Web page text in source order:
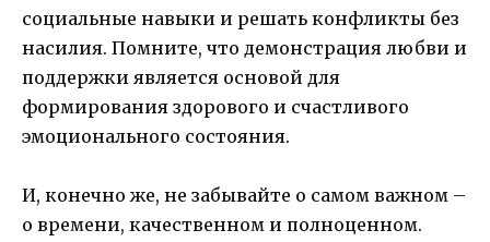
социальные навыки и решать конфликты без
насилия. Помните, что демонстрация любви и
поддержки является основой для
формирования здорового и счастливого
эмоционального состояния.
И, конечно же, не забывайте о самом важном –
о времени, качественном и полноценном.